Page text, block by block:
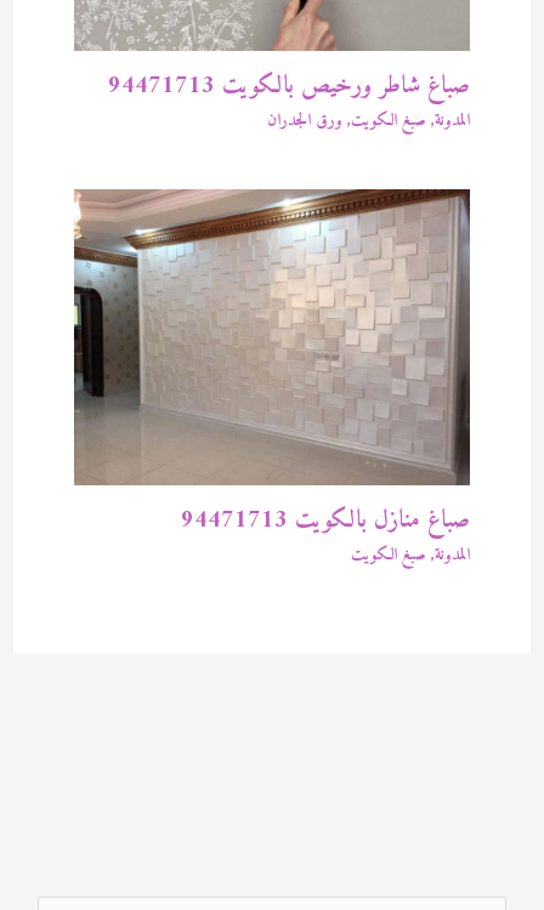
صباغ شاطر ورخيص بالكويت 94471713
المدونة, صبغ الكويت, ورق الجدران
صباغ منازل بالكويت 94471713
المدونة, صبغ الكويت